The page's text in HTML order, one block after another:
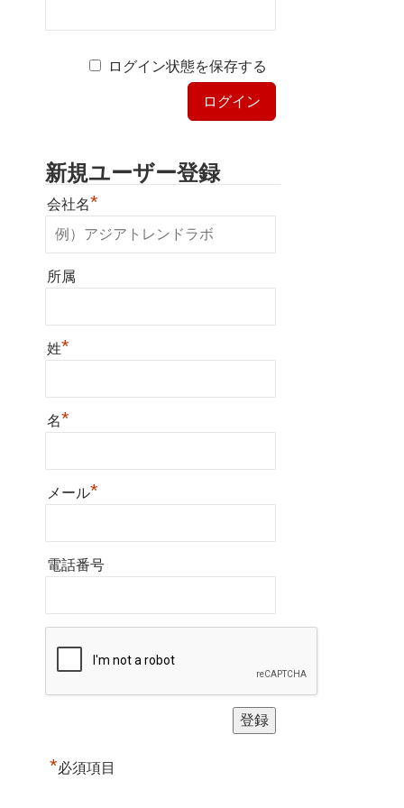
ログイン状態を保存する
新規ユーザー登録
会社名*
所属
姓*
名*
メール*
電話番号
*必須項目